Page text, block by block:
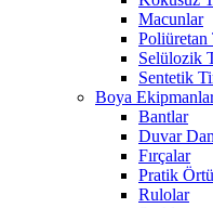
Macunlar
Poliüretan
Selülozik
Sentetik
Boya
Bantlar
Duvar
Fırçalar
Pratik
Rulolar